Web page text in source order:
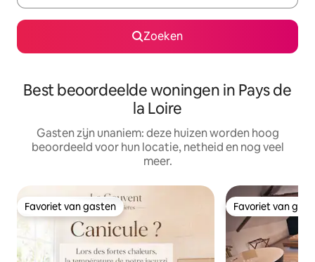
Zoeken
Best beoordeelde woningen in Pays de
la Loire
Gasten zijn unaniem: deze huizen worden hoog
beoordeeld voor hun locatie, netheid en nog veel
meer.
Favoriet van gasten
Favoriet van gasten Favoriet van
Favoriet van